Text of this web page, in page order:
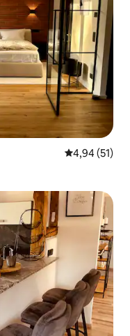
4,94 de uma
4,94 (51)